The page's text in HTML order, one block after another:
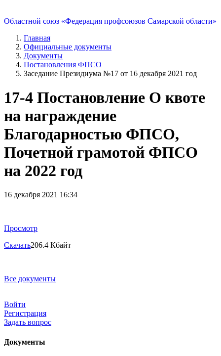
Областной союз «Федерация профсоюзов Самарской области»
Главная
Официальные документы
Документы
Постановления ФПСО
Заседание Президиума №17 от 16 декабря 2021 год
17-4 Постановление О квоте
на награждение
Благодарностью ФПСО,
Почетной грамотой ФПСО
на 2022 год
16 декабря 2021 16:34
Просмотр
Скачать206.4 Кбайт
Все документы
Войти
Регистрация
Задать вопрос
Документы